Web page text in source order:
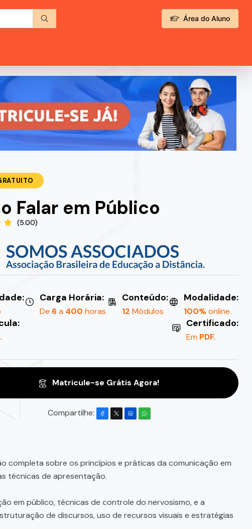
Área do Aluno
Falar em Público
(5.00)
Carga Horária:
De 6a 400 horas
Conteúdo:
12 Módulos
Modalidade:
100%online.
Certificado:
Em PDF.
Matricule-se Grátis Agora!
Compartilhe:
completa sobre os princípios e práticas da comunicação em
técnicas de apresentação.
em público, técnicas de controle do nervosismo, e a
de discursos, uso de recursos visuais e estratégias